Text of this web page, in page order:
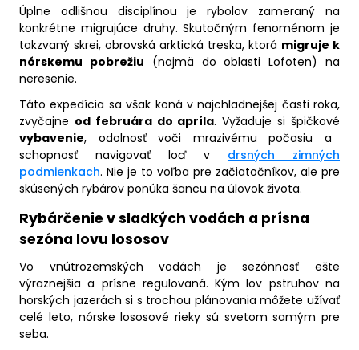
Úplne odlišnou disciplínou je rybolov zameraný na
konkrétne migrujúce druhy. Skutočným fenoménom je
takzvaný skrei, obrovská arktická treska, ktorá migruje k
nórskemu pobrežiu (najmä do oblasti Lofoten) na
neresenie.
Táto expedícia sa však koná v najchladnejšej časti roka,
zvyčajne od februára do apríla. Vyžaduje si špičkové
vybavenie, odolnosť voči mrazivému počasiu a
schopnosť navigovať loď v drsných zimných
podmienkach. Nie je to voľba pre začiatočníkov, ale pre
skúsených rybárov ponúka šancu na úlovok života.
Rybárčenie v sladkých vodách a prísna
sezóna lovu lososov
Vo vnútrozemských vodách je sezónnosť ešte
výraznejšia a prísne regulovaná. Kým lov pstruhov na
horských jazerách si s trochou plánovania môžete užívať
celé leto, nórske lososové rieky sú svetom samým pre
seba.